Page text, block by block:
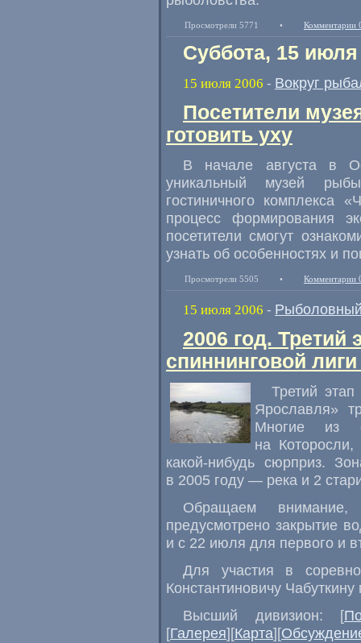
Просмотрели 5771 • Комментарии
Суббота, 15 июля
15 июля 2006 - Вокруг
Посетители
готовить уху
В начале августа в
уникальный музей
гостиничного комплекса
процесс формирования
посетители смогут
узнать об особенностях и
Просмотрели 5505 • Комментарии
15 июля 2006 -
2006 год. Третий
спиннинговой
Третий
Ярославля»
Многие из
на
какой-нибудь сюрприз.
в 2005 году — река и 2
Обращаем
предусмотрено закрытие
и с 22 июля для первого и
Для участия в
Константиновичу
Высший дивизион: [
[Галерея][Карта][